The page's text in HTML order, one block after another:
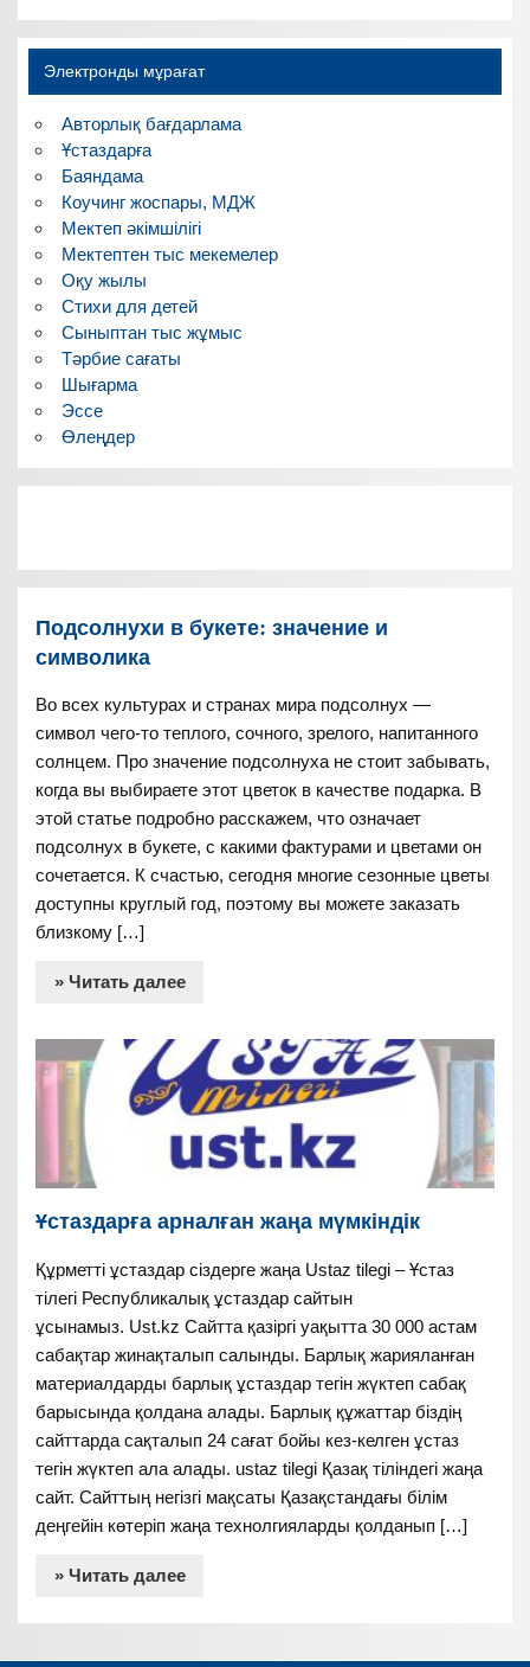
Электронды мұрағат
Авторлық бағдарлама
Ұстаздарға
Баяндама
Коучинг жоспары, МДЖ
Мектеп әкімшілігі
Мектептен тыс мекемелер
Оқу жылы
Стихи для детей
Сыныптан тыс жұмыс
Тәрбие сағаты
Шығарма
Эссе
Өлеңдер
Подсолнухи в букете: значение и
символика
Во всех культурах и странах мира подсолнух —
символ чего-то теплого, сочного, зрелого, напитанного
солнцем. Про значение подсолнуха не стоит забывать,
когда вы выбираете этот цветок в качестве подарка. В
этой статье подробно расскажем, что означает
подсолнух в букете, с какими фактурами и цветами он
сочетается. К счастью, сегодня многие сезонные цветы
доступны круглый год, поэтому вы можете заказать
близкому […]
» Читать далее
Ұстаздарға арналған жаңа мүмкіндік
Құрметті ұстаздар сіздерге жаңа Ustaz tilegi – Ұстаз
тілегі Республикалық ұстаздар сайтын
ұсынамыз. Ust.kz Сайтта қазіргі уақытта 30 000 астам
сабақтар жинақталып салынды. Барлық жарияланған
материалдарды барлық ұстаздар тегін жүктеп сабақ
барысында қолдана алады. Барлық құжаттар біздің
сайттарда сақталып 24 сағат бойы кез-келген ұстаз
тегін жүктеп ала алады. ustaz tilegi Қазақ тіліндегі жаңа
сайт. Сайттың негізгі мақсаты Қазақстандағы білім
деңгейін көтеріп жаңа технолгияларды қолданып […]
» Читать далее